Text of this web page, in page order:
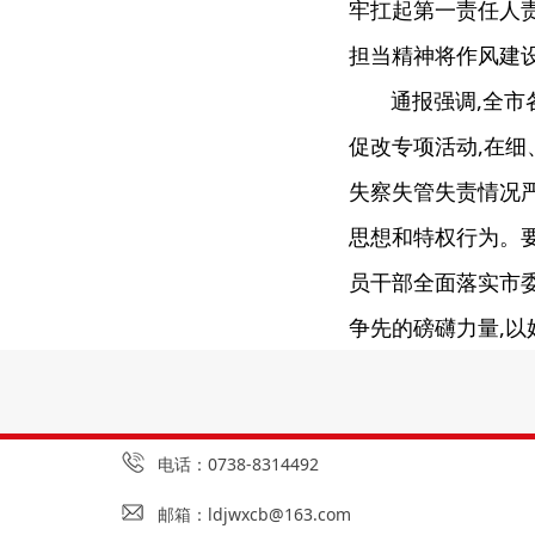
牢扛起第一责任人
担当精神将作风建
通报强调,全市各
促改专项活动,在细
失察失管失责情况
思想和特权行为。
员干部全面落实市
争先的磅礴力量,
电话：0738-8314492
邮箱： ldjwxcb@163.com